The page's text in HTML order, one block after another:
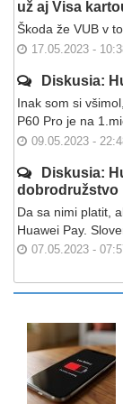
už aj Visa
Škoda že VUB v
17.05.2023 -
Diskusia:
Inak som si
P60 Pro je na
09.05.2023 -
Diskusia:
dobrodružstvo
Da sa nimi platit,
Huawei Pay.
07.05.2023 -